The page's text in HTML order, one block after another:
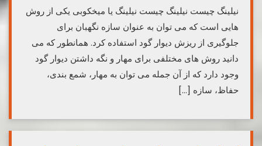
نیلینگ چیست نیلینگ چیست نیلینگ یا میخکوبی یکی از روش
هایی است که می توان به عنوان سازه نگهبان برای
جلوگیری از ریزش دیوار گود استفاده کرد. همانطور که می
دانید روش های مختلفی برای مهار و نگه داشتن دیوار گود
وجود دارد که از آن جمله می توان به مهار، شمع بندی،
حفاظ، سازه […]